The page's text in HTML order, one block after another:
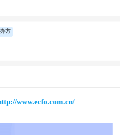
方
www.ecfo.com.cn/